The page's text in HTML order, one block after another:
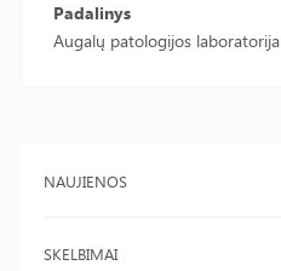
NAUJIENOS
SKELBIMAI
Padalinys
Augalų patologijos laboratorija